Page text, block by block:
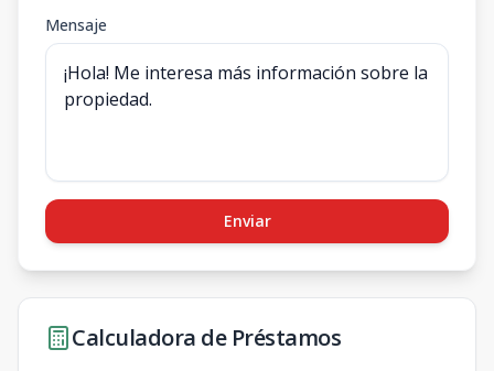
Mensaje
Enviar
Calculadora de Préstamos